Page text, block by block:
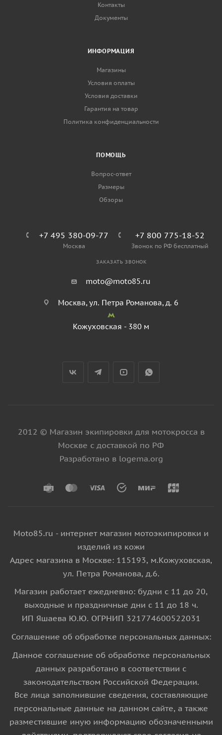
Контакты
Документы
ИНФОРМАЦИЯ
Магазины
Условия оплаты
Условия доставки
Гарантия на товар
Политика конфиденциальности
ПОМОЩЬ
Вопрос-ответ
Размеры
Обзоры
+7 495 380-09-77
Москва
+7 800 775-18-52
Звонок по РФ бесплатный
ЗАКАЗАТЬ ЗВОНОК
moto@moto85.ru
Москва, ул. Петра Романова, д. 6
Кожуховская - 380 м
2012 © Магазин экипировки для мотокросса в
Москве с доставкой по РФ
Разработано в logema.org
Moto85.ru - интернет магазин мотоэкипировки и
изделий из кожи
Адрес магазина в Москве: 115193, м.Кожуховская,
ул. Петра Романова, д.6.
Магазин работает ежедневно: будни с 11 до 20,
выходные и праздничные дни с 11 до 18 ч.
ИП Яшаева Ю.Ю. ОГРНИП 321774600522031
Соглашение об обработке персональных данных:
Данное соглашение об обработке персональных
данных разработано в соответствии с
законодательством Российской Федерации.
Все лица заполнившие сведения, составляющие
персональные данные на данном сайте, а также
разместившие иную информацию обозначенными